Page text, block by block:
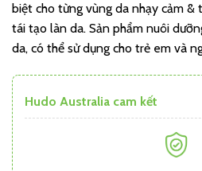
biệt cho từng vùng da nhạy cảm &
tái tạo làn da. Sản phẩm nuôi
da, có thể sử dụng cho trẻ em và
Hudo Australia cam kết